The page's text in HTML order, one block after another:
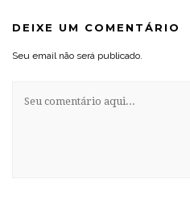
DEIXE UM COMENTÁRIO
Seu email não será publicado.